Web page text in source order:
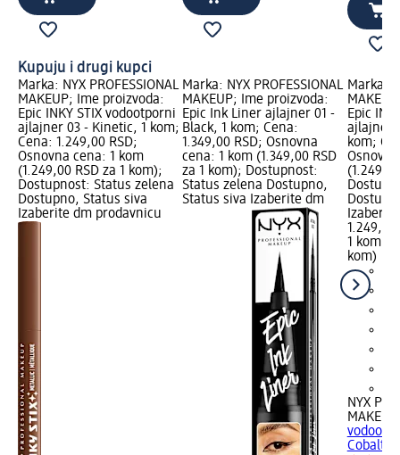
Kupuju i drugi kupci
Marka: NYX PROFESSIONAL
MAKEUP; Ime proizvoda:
Epic INKY STIX vodootporni
ajlajner 03 - Kinetic, 1 kom;
Cena: 1.249,00 RSD;
Osnovna cena: 1 kom
(1.249,00 RSD za 1 kom);
Dostupnost: Status zelena
Dostupno, Status siva
Izaberite dm prodavnicu
Marka: NYX PROFESSIONAL
MAKEUP; Ime proizvoda:
Epic Ink Liner ajlajner 01 -
Black, 1 kom; Cena:
1.349,00 RSD; Osnovna
cena: 1 kom (1.349,00 RSD
za 1 kom); Dostupnost:
Status zelena Dostupno,
Status siva Izaberite dm
Marka:
Epic
ajlajner
kom;
1.249,00
1 kom
kom)
NYX
MAKEUP